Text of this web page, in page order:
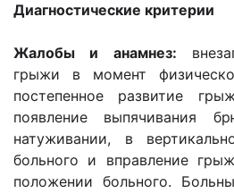
Диагностические критерии
Жалобы и анамнез:
грыжи в момент
постепенное развитие
появление выпячивания
натуживании, в
больного и вправление
положении больного.